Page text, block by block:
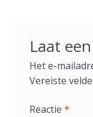
Laat
Het e-
Vereiste
Reactie *